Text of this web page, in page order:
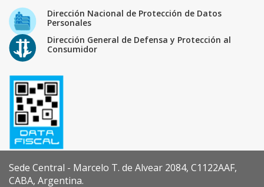
Dirección Nacional de Protección de Datos
Personales
Dirección General de Defensa y Protección al
Consumidor
Sede Central - Marcelo T. de Alvear 2084, C1122AAF,
CABA, Argentina.